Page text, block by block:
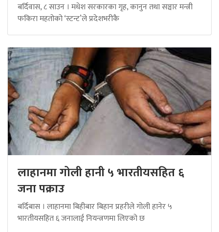
बर्दिवास, ८ साउन । मधेश सरकारका गृह, कानुन तथा सञ्चार मन्त्री
फकिरा महतोको ‘स्टन्ट’ले प्रदेशभरीकै
लाहानमा गोली हानी ५ भारतीयसहित ६
जना पक्राउ
बर्दिबास । लाहानमा बिहीबार बिहान प्रहरीले गोली हानेर ५
भारतीयसहित ६ जनालाई नियन्त्रणमा लिएको छ